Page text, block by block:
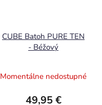
CUBE Batoh PURE TEN
- Béžový
Momentálne nedostupné
49,95 €